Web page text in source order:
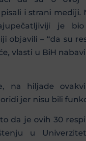
i strani mediji.
je
objavili – “da su
vlasti u BiH
na hiljade
jer nisu bili
da je ovih 30
u